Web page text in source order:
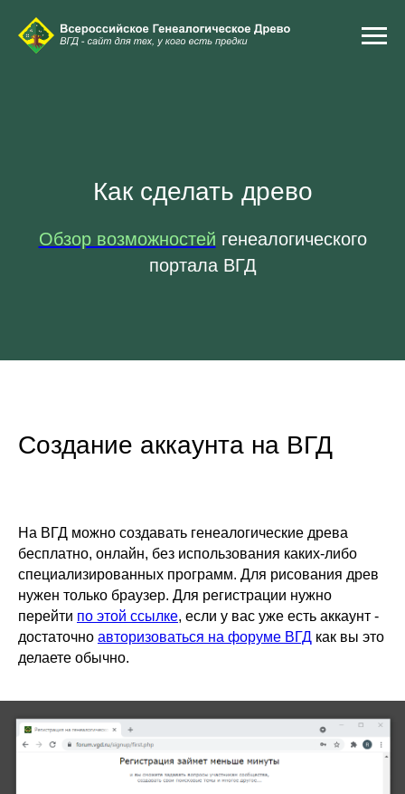
Как сделать древо
Обзор возможностей генеалогического
портала ВГД
Создание аккаунта на ВГД
На ВГД можно создавать генеалогические древа
бесплатно, онлайн, без использования каких-либо
специализированных программ. Для рисования древ
нужен только браузер. Для регистрации нужно
перейти по этой ссылке, если у вас уже есть аккаунт -
достаточно авторизоваться на форуме ВГД как вы это
делаете обычно.